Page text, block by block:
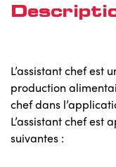
L’assistant chef est
production
chef dans
L’assistant chef est
suivantes :